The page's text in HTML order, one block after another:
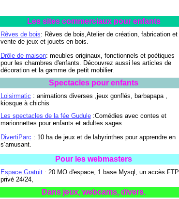
Les sites commerciaux pour enfants
Rêves de bois: Rêves de bois,Atelier de création, fabrication et
vente de jeux et jouets en bois.
Drôle de maison: meubles originaux, fonctionnels et poétiques
pour les chambres d'enfants. Découvrez aussi les articles de
décoration et la gamme de petit mobilier.
Spectacles pour enfants
Loisirmatic : animations diverses ,jeux gonflés, barbapapa ,
kiosque à chichis
Les spectacles de la fée Gudule:Comédies avec contes et
marionnettes pour enfants et adultes sages.
DivertiParc : 10 ha de jeux et de labyrinthes pour apprendre en
s’amusant.
Pour les webmasters
Espace Gratuit: 20 MO d'espace, 1 base Mysql, un accès FTP
privé 24/24,
Dans jeux, webcams, divers.